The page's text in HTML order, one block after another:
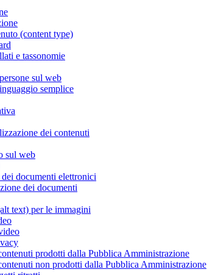
(content type)
e tassonomie
sul web
semplice
dei contenuti
sul web
documenti elettronici
dei documenti
text) per le immagini
prodotti dalla Pubblica Amministrazione
non prodotti dalla Pubblica Amministrazione